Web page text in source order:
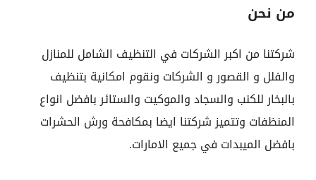
من نحن
شركتنا من اكبر الشركات في التنظيف الشامل للمنازل
والفلل و القصور و الشركات ونقوم امكانية بتنظيف
بالبخار للكنب والسجاد والموكيت والستائر بافضل انواع
المنظفات وتتميز شركتنا ايضا بمكافحة ورش الحشرات
بافضل الميبدات في جميع الامارات.